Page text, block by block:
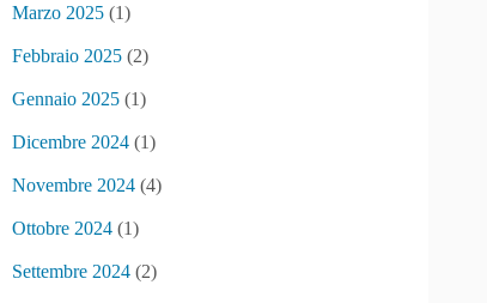
Marzo 2025 (1)
Febbraio 2025 (2)
Gennaio 2025 (1)
Dicembre 2024 (1)
Novembre 2024 (4)
Ottobre 2024 (1)
Settembre 2024 (2)